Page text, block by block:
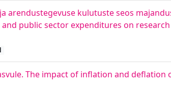
arendustegevuse kulutuste seos
public sector expenditures on
The impact of inflation and deflation